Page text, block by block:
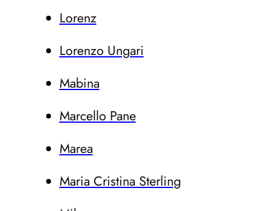
Lorenz
Lorenzo Ungari
Mabina
Marcello Pane
Marea
Maria Cristina Sterling